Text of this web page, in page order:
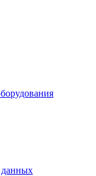
данных